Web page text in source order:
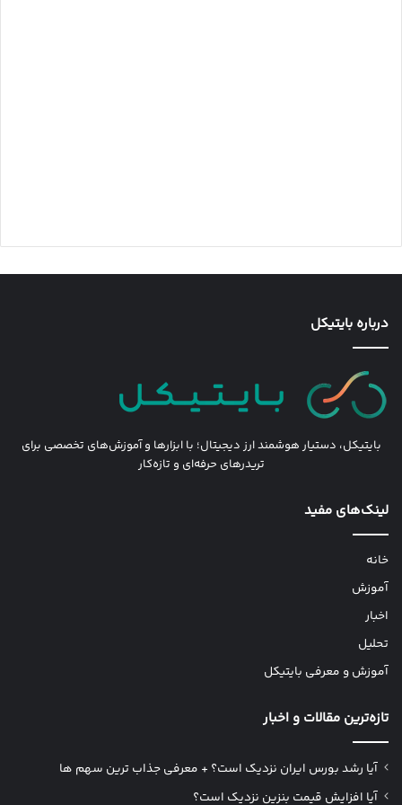
درباره بایتیکل
بایتیکل، دستیار هوشمند ارز دیجیتال؛ با ابزارها و آموزش‌های تخصصی برای
تریدرهای حرفه‌ای و تازه‌کار
لینک‌های مفید
خانه
آموزش
اخبار
تحلیل
آموزش و معرفی بایتیکل
تازه‌ترین مقالات و اخبار
آیا رشد بورس ایران نزدیک است؟ + معرفی جذاب ترین سهم ها
آیا افزایش قیمت بنزین نزدیک است؟